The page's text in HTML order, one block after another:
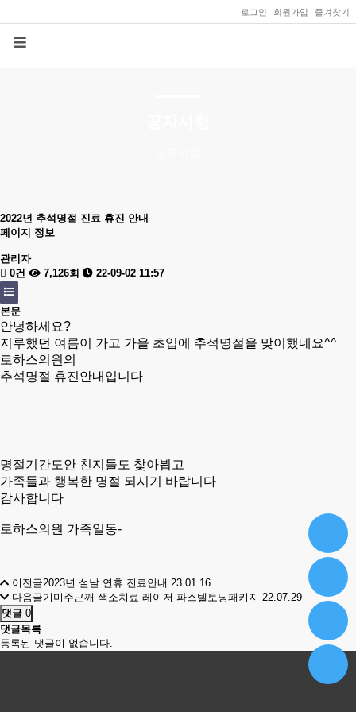
로그인 회원가입 즐겨찾기
2022년 추석명절 진료 휴진 안내
페이지 정보
관리자
0건
7,126회 22-09-02 11:57
본문
안녕하세요?
지루했던 여름이 가고 가을 초입에 추석명절을 맞이했네요^^
로하스의원의
추석명절 휴진안내입니다
명절기간도안 친지들도 찿아뵙고
가족들과 행복한 명절 되시기 바랍니다
감사합니다
로하스의원 가족일동-
이전글2023년 설날 연휴 진료안내 23.01.16
다음글기미주근깨 색소치료 레이저 파스텔토닝패키지 22.07.29
댓글 0
댓글목록
등록된 댓글이 없습니다.